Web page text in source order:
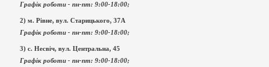
Графік роботи - пн-пт: 9:00-18:00;
2) м. Рівне, вул. Старицького, 37А
Графік роботи - пн-пт: 9:00-18:00;
3) с. Несвіч, вул. Центральна, 45
Графік роботи - пн-пт: 9:00-18:00;